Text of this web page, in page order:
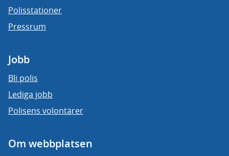
Polisstationer
Pressrum
Jobb
Bli polis
Lediga jobb
Polisens volontärer
Om webbplatsen